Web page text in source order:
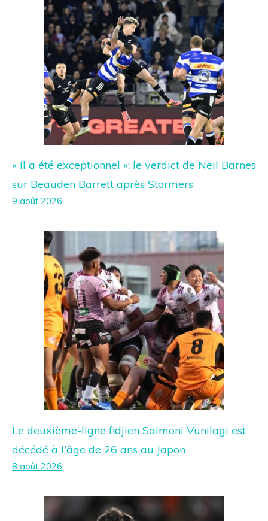
« Il a été exceptionnel »: le verdict de Neil Barnes
sur Beauden Barrett après Stormers
9 août 2026
Le deuxième-ligne fidjien Saimoni Vunilagi est
décédé à l'âge de 26 ans au Japon
8 août 2026